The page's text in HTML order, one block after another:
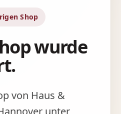
Shop
wurde
von Haus &
unter